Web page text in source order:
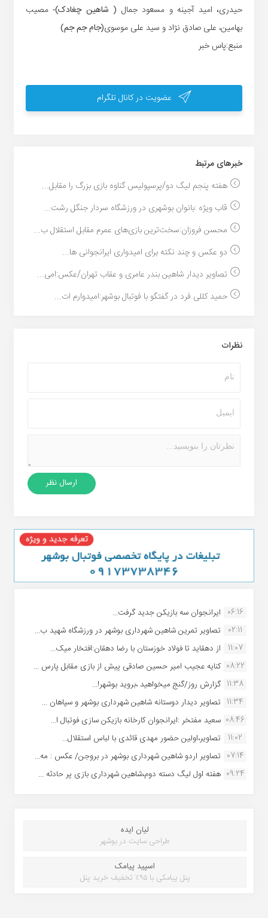
حیدری، امید آجینه و مسعود جمال ( شاهین چغادک)- مصیب
بهامین، علی صادق نژاد و سید علی موسوی(جام جم جم)
منبع:پاس خبر
عضویت در کانال تلگرام
خبر‌های مرتبط
هفته پنجم لیگ دو/پرسپولیس گناوه بازی بزرگ را مقابل...
قاب ویژه :بانوان بوشهری در ورزشگاه سردار جنگل رشت...
محسن فروزان:سخت‌ترین بازی‌های عمرم مقابل استقلال ب...
دو عکس و چند نکته برای امیدواری ایرانجوانی ها...
تصاویر دیدار شاهین بندر عامری و عقاب تهران/عکس:امی...
حمید کللی فرد در گفتگو با فوتبال بوشهر:امیدوارم ات...
نظرات
06:16 ایرانجوان سه بازیکن جدید گرفت...
02:11
تصاویر تمرین شاهین شهردارى بوشهر در ورزشگاه شهید ب...
11:07
از دهقاید تا فولاد خوزستان با رضا دهقان:افتخار میک...
08:22 کنایه عجیب امیر حسین صادقی پیش از بازی مقابل پارس ...
11:38 گزارش روز/گنج میخواهید ،بروید بوشهر!...
11:34 تصاویر دیدار دوستانه شاهین شهردارى بوشهر و سپاهان ...
08:46 سعید مفتخر :ایرانجوان کارخانه بازیکن سازی فوتبال ا...
11:02
تصاویر،اولین حضور مهدی قائدی با لباس استقلال...
07:14 تصاویر اردو شاهین شهرداری بوشهر در بروجن/ عکس : مه...
09:24 هفته اول لیگ دسته دوم،شاهین شهرداری بازی پر حادثه ...
لیان ایده
طراحی سایت در بوشهر
اسپید پیامک
پنل پیامکی با ۹۵٪ تخفیف خرید پنل